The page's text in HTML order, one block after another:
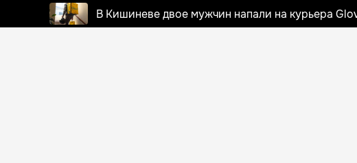
В Кишиневе двое мужчин напали на курьера